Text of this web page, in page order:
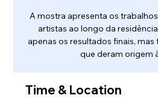
A mostra apresenta os
artistas ao longo da
apenas os resultados finais,
que deram origem
Time & Location